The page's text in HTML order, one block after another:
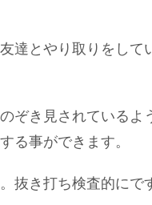
達とやり取りをして
ぞき見されているよ
る事ができます。
抜き打ち検査的にで